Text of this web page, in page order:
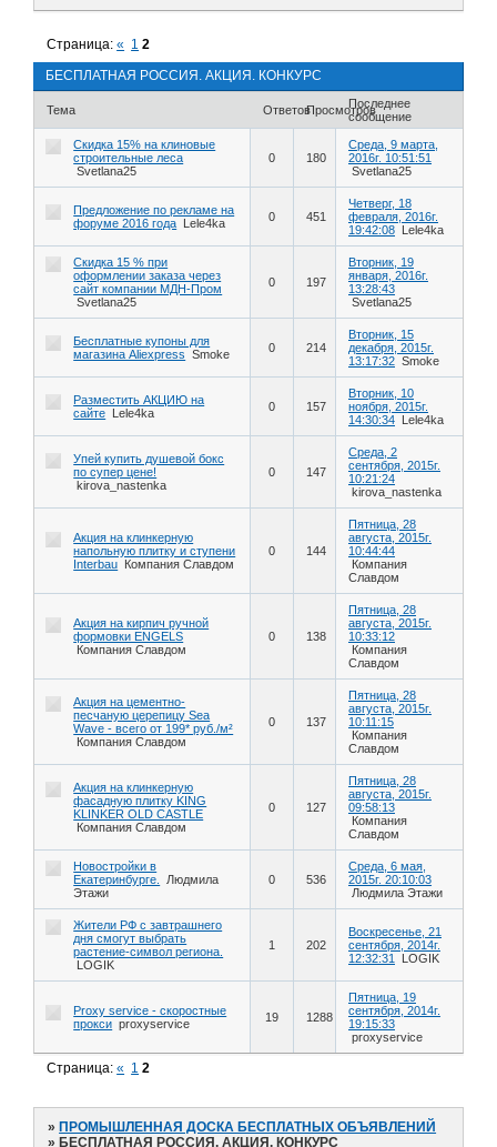
БЕСПЛАТНАЯ РОССИЯ. АКЦИЯ. КОНКУРС
Страница:« 1 2
Тема ОтветовПросмотровПоследнее
сообщение
Скидка 15% на клиновые
строительные леса
Svetlana25
0 180
Среда, 9 марта,
2016г. 10:51:51
Svetlana25
Предложение по рекламе на
форуме 2016 года Lele4ka 0 451
Четверг, 18
февраля, 2016г.
19:42:08 Lele4ka
Скидка 15 % при
оформлении заказа через
сайт компании МДН-Пром
Svetlana25
0 197
Вторник, 19
января, 2016г.
13:28:43
Svetlana25
Бесплатные купоны для
магазина Aliexpress
Smoke 0 214
Вторник, 15
декабря, 2015г.
13:17:32 Smoke
Разместить АКЦИЮ на
сайте Lele4ka 0 157
Вторник, 10
ноября, 2015г.
14:30:34 Lele4ka
Упей купить душевой бокс
по супер цене!
kirova_nastenka
0 147
Среда, 2
сентября, 2015г.
10:21:24
kirova_nastenka
Акция на клинкерную
напольную плитку и ступени
Interbau Компания Славдом
0 144
Пятница, 28
августа, 2015г.
10:44:44
Компания
Славдом
Акция на кирпич ручной
формовки ENGELS
Компания Славдом
0 138
Пятница, 28
августа, 2015г.
10:33:12
Компания
Славдом
Акция на цементно-
песчаную церепицу Sea
Wave - всего от 199* руб./м²
Компания Славдом
0 137
Пятница, 28
августа, 2015г.
10:11:15
Компания
Славдом
Акция на клинкерную
фасадную плитку KING
KLINKER OLD CASTLE
Компания Славдом
0 127
Пятница, 28
августа, 2015г.
09:58:13
Компания
Славдом
Новостройки в
Екатеринбурге.
Людмила
Этажи
0 536
Среда, 6 мая,
2015г. 20:10:03
Людмила Этажи
Жители РФ с завтрашнего
дня смогут выбрать
растение-символ региона.
LOGIK
1 202
Воскресенье, 21
сентября, 2014г.
12:32:31
LOGIK
Proxy service - скоростные
прокси proxyservice 19 1288
Пятница, 19
сентября, 2014г.
19:15:33
proxyservice
Страница:« 1 2
» ПРОМЫШЛЕННАЯ ДОСКА БЕСПЛАТНЫХ ОБЪЯВЛЕНИЙ
» БЕСПЛАТНАЯ РОССИЯ. АКЦИЯ. КОНКУРС